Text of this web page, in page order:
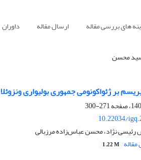
های بررسی مقاله ارسال مقاله داوران
محسن
بر ژئواکونومی جمهوری بولیواری ونزوئلا
271-300
10.22034/
نژاد، محسن عباس‌زاده مرزبالی
1.22 M